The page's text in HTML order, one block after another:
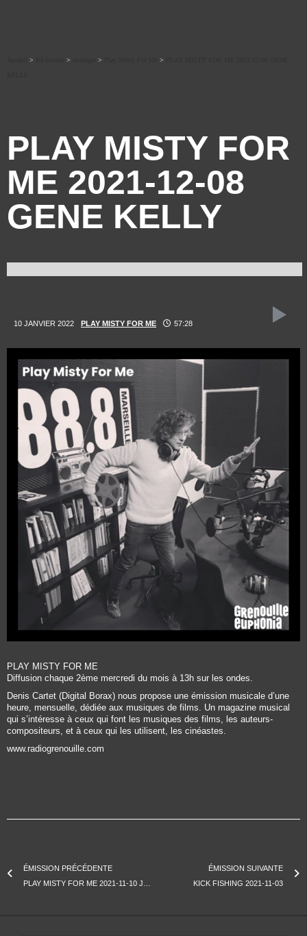
> > > >
PLAY MISTY FOR
ME 2021-12-08
GENE KELLY
10 JANVIER 2022 PLAY MISTY FOR ME 57:28
PLAY MISTY FOR ME
Diffusion chaque 2ème mercredi du mois à 13h sur les ondes.
Denis Cartet (Digital Borax) nous propose une émission musicale d’une
heure, mensuelle, dédiée aux musiques de films. Un magazine musical
qui s’intéresse à ceux qui font les musiques des films, les auteurs-
compositeurs, et à ceux qui les utilisent, les cinéastes.
www.radiogrenouille.com
ÉMISSION PRÉCÉDENTE
ÉMISSION SUIVANTE
KICK FISHING 2021-11-03